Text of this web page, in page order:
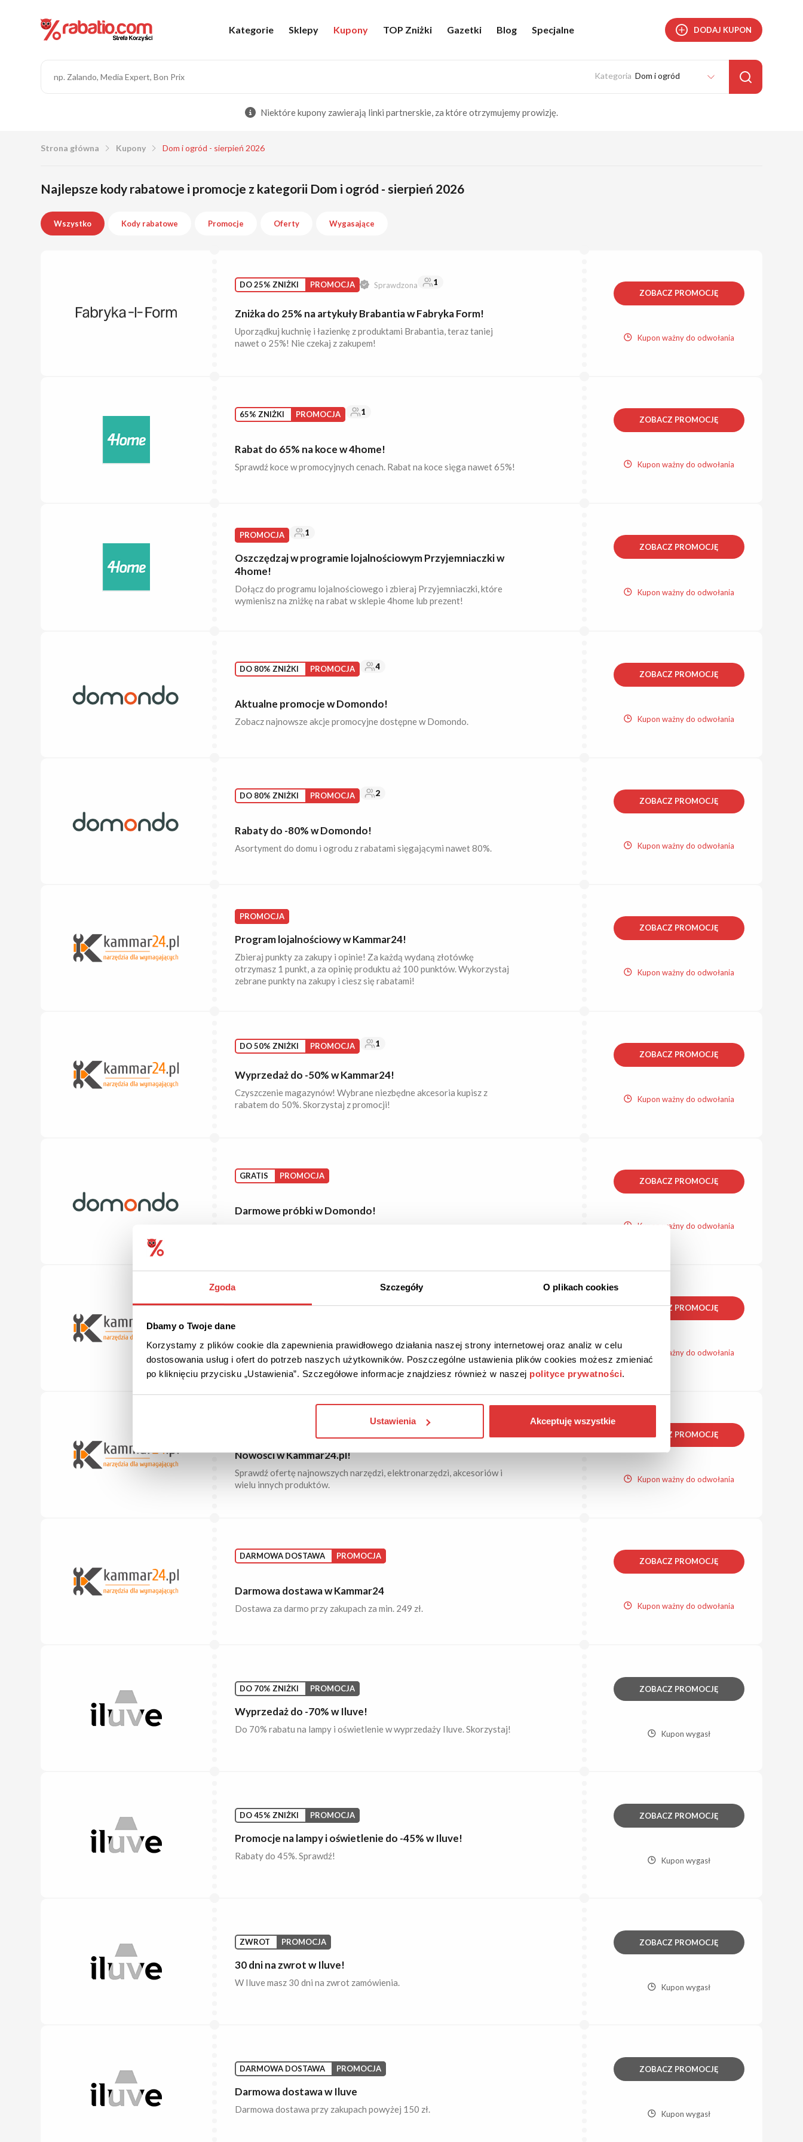
Zgoda Szczegóły O plikach cookies
Dbamy o Twoje dane
Korzystamy z plików cookie dla zapewnienia prawidłowego działania naszej strony internetowej oraz analiz w celu
dostosowania usług i ofert do potrzeb naszych użytkowników. Poszczególne ustawienia plików cookies możesz zmieniać
po kliknięciu przycisku „Ustawienia”. Szczegółowe informacje znajdziesz również w naszej polityce prywatności.
Ustawienia Akceptuję wszystkie
Kategorie Sklepy Kupony TOP Zniżki Gazetki Blog Specjalne DODAJ KUPON
Dom i ogród
Niektóre kupony zawierają linki partnerskie, za które otrzymujemy prowizję.
Strona główna Kupony Dom i ogród - sierpień 2026
Najlepsze kody rabatowe i promocje z kategorii Dom i ogród - sierpień 2026
Wszystko Kody rabatowe Promocje Oferty Wygasające
DO 25% ZNIŻKI PROMOCJA Sprawdzona 1
Zniżka do 25% na artykuły Brabantia w Fabryka Form!
Uporządkuj kuchnię i łazienkę z produktami Brabantia, teraz taniej
nawet o 25%! Nie czekaj z zakupem!
ZOBACZ PROMOCJĘ
Kupon ważny do odwołania
65% ZNIŻKI PROMOCJA 1
Rabat do 65% na koce w 4home!
Sprawdź koce w promocyjnych cenach. Rabat na koce sięga nawet 65%!
ZOBACZ PROMOCJĘ
Kupon ważny do odwołania
PROMOCJA 1
Oszczędzaj w programie lojalnościowym Przyjemniaczki w
4home!
Dołącz do programu lojalnościowego i zbieraj Przyjemniaczki, które
wymienisz na zniżkę na rabat w sklepie 4home lub prezent!
ZOBACZ PROMOCJĘ
Kupon ważny do odwołania
DO 80% ZNIŻKI PROMOCJA 4
Aktualne promocje w Domondo!
Zobacz najnowsze akcje promocyjne dostępne w Domondo.
ZOBACZ PROMOCJĘ
Kupon ważny do odwołania
DO 80% ZNIŻKI PROMOCJA 2
Rabaty do -80% w Domondo!
Asortyment do domu i ogrodu z rabatami sięgającymi nawet 80%.
ZOBACZ PROMOCJĘ
Kupon ważny do odwołania
PROMOCJA
Program lojalnościowy w Kammar24!
Zbieraj punkty za zakupy i opinie! Za każdą wydaną złotówkę
otrzymasz 1 punkt, a za opinię produktu aż 100 punktów. Wykorzystaj
zebrane punkty na zakupy i ciesz się rabatami!
ZOBACZ PROMOCJĘ
Kupon ważny do odwołania
DO 50% ZNIŻKI PROMOCJA 1
Wyprzedaż do -50% w Kammar24!
Czyszczenie magazynów! Wybrane niezbędne akcesoria kupisz z
rabatem do 50%. Skorzystaj z promocji!
ZOBACZ PROMOCJĘ
Kupon ważny do odwołania
GRATIS PROMOCJA
Darmowe próbki w Domondo!
ZOBACZ PROMOCJĘ
Kupon ważny do odwołania
Promocje w Kammar24!
Aktualne promocje w jednym miejscu! Kupuj z rabatem nawet 30%
sprzęt i narzędzia do warsztatu czy ogrodu.
ZOBACZ PROMOCJĘ
Kupon ważny do odwołania
Nowości w Kammar24.pl!
Sprawdź ofertę najnowszych narzędzi, elektronarzędzi, akcesoriów i
wielu innych produktów.
ZOBACZ PROMOCJĘ
Kupon ważny do odwołania
DARMOWA DOSTAWA PROMOCJA
Darmowa dostawa w Kammar24
Dostawa za darmo przy zakupach za min. 249 zł.
ZOBACZ PROMOCJĘ
Kupon ważny do odwołania
DO 70% ZNIŻKI PROMOCJA
Wyprzedaż do -70% w Iluve!
Do 70% rabatu na lampy i oświetlenie w wyprzedaży Iluve. Skorzystaj!
ZOBACZ PROMOCJĘ
Kupon wygasł
DO 45% ZNIŻKI PROMOCJA
Promocje na lampy i oświetlenie do -45% w Iluve!
Rabaty do 45%. Sprawdź!
ZOBACZ PROMOCJĘ
Kupon wygasł
ZWROT PROMOCJA
30 dni na zwrot w Iluve!
W Iluve masz 30 dni na zwrot zamówienia.
ZOBACZ PROMOCJĘ
Kupon wygasł
DARMOWA DOSTAWA PROMOCJA
Darmowa dostawa w Iluve
Darmowa dostawa przy zakupach powyżej 150 zł.
ZOBACZ PROMOCJĘ
Kupon wygasł